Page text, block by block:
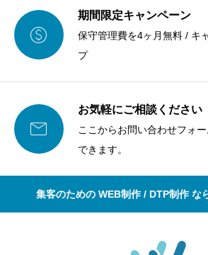

期間限定キャンペーン
保守管理費を4ヶ月無料 / キ
プ

お気軽にご相談ください
ここからお問い合わせフォ
できます。
集客のための WEB制作 / DTP制作 な